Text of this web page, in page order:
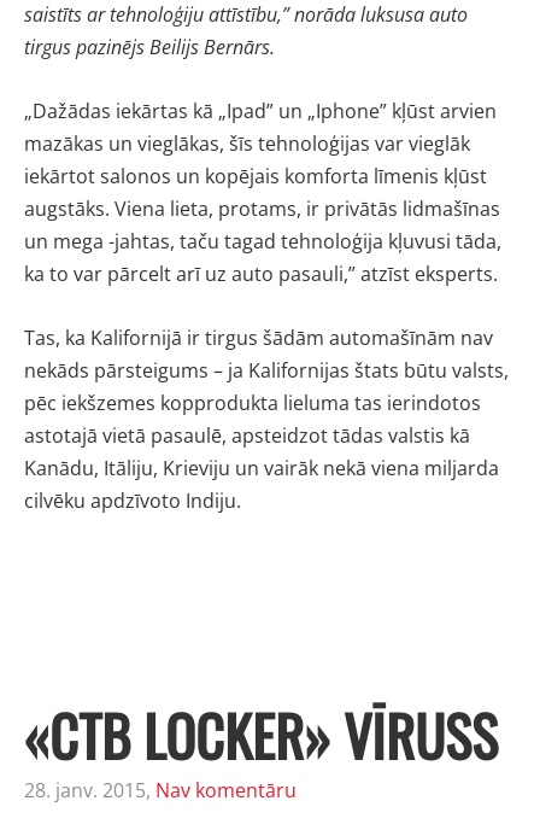
saistīts ar tehnoloģiju attīstību,” norāda luksusa auto
tirgus pazinējs Beilijs Bernārs.
„Dažādas iekārtas kā „Ipad” un „Iphone” kļūst arvien
mazākas un vieglākas, šīs tehnoloģijas var vieglāk
iekārtot salonos un kopējais komforta līmenis kļūst
augstāks. Viena lieta, protams, ir privātās lidmašīnas
un mega -jahtas, taču tagad tehnoloģija kļuvusi tāda,
ka to var pārcelt arī uz auto pasauli,” atzīst eksperts.
Tas, ka Kalifornijā ir tirgus šādām automašīnām nav
nekāds pārsteigums – ja Kalifornijas štats būtu valsts,
pēc iekšzemes kopprodukta lieluma tas ierindotos
astotajā vietā pasaulē, apsteidzot tādas valstis kā
Kanādu, Itāliju, Krieviju un vairāk nekā viena miljarda
cilvēku apdzīvoto Indiju.
«CTB LOCKER» VĪRUSS
28. janv. 2015, Nav komentāru